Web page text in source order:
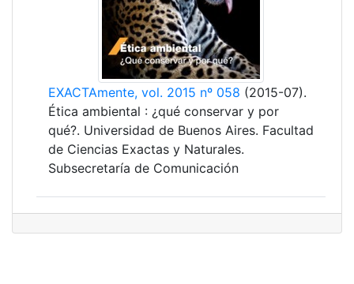
EXACTAmente, vol. 2015 nº 058 (2015-07).
Ética ambiental : ¿qué conservar y por
qué?. Universidad de Buenos Aires. Facultad
de Ciencias Exactas y Naturales.
Subsecretaría de Comunicación